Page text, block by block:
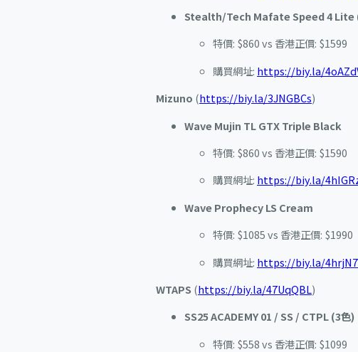
Stealth/Tech Mafate Speed 4 Lite
特價: $860 vs 香港正價: $1599
購買網址: https://biy.la/
Mizuno (https://biy.la/3JNGBCs)
Wave Mujin TL GTX Triple Black
特價: $860 vs 香港正價: $1590
購買網址: https://biy.la/
Wave Prophecy LS Cream
特價: $1085 vs 香港正價: $1990
購買網址: https://biy.la/
WTAPS (https://biy.la/47UqQBL)
SS25 ACADEMY 01 / SS / CTPL (3色)
特價: $558 vs 香港正價: $1099